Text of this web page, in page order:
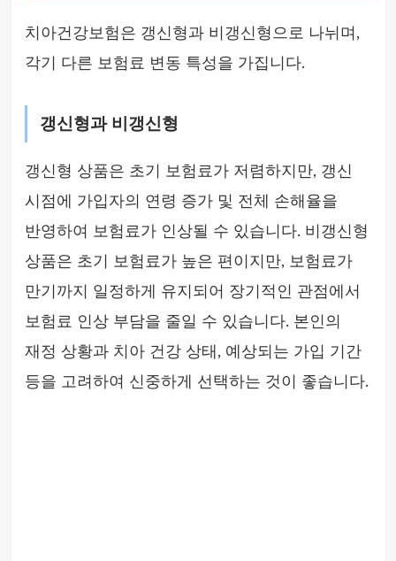
치아건강보험은 갱신형과 비갱신형으로 나뉘며,
각기 다른 보험료 변동 특성을 가집니다.
갱신형과 비갱신형
갱신형 상품은 초기 보험료가 저렴하지만, 갱신
시점에 가입자의 연령 증가 및 전체 손해율을
반영하여 보험료가 인상될 수 있습니다. 비갱신형
상품은 초기 보험료가 높은 편이지만, 보험료가
만기까지 일정하게 유지되어 장기적인 관점에서
보험료 인상 부담을 줄일 수 있습니다. 본인의
재정 상황과 치아 건강 상태, 예상되는 가입 기간
등을 고려하여 신중하게 선택하는 것이 좋습니다.